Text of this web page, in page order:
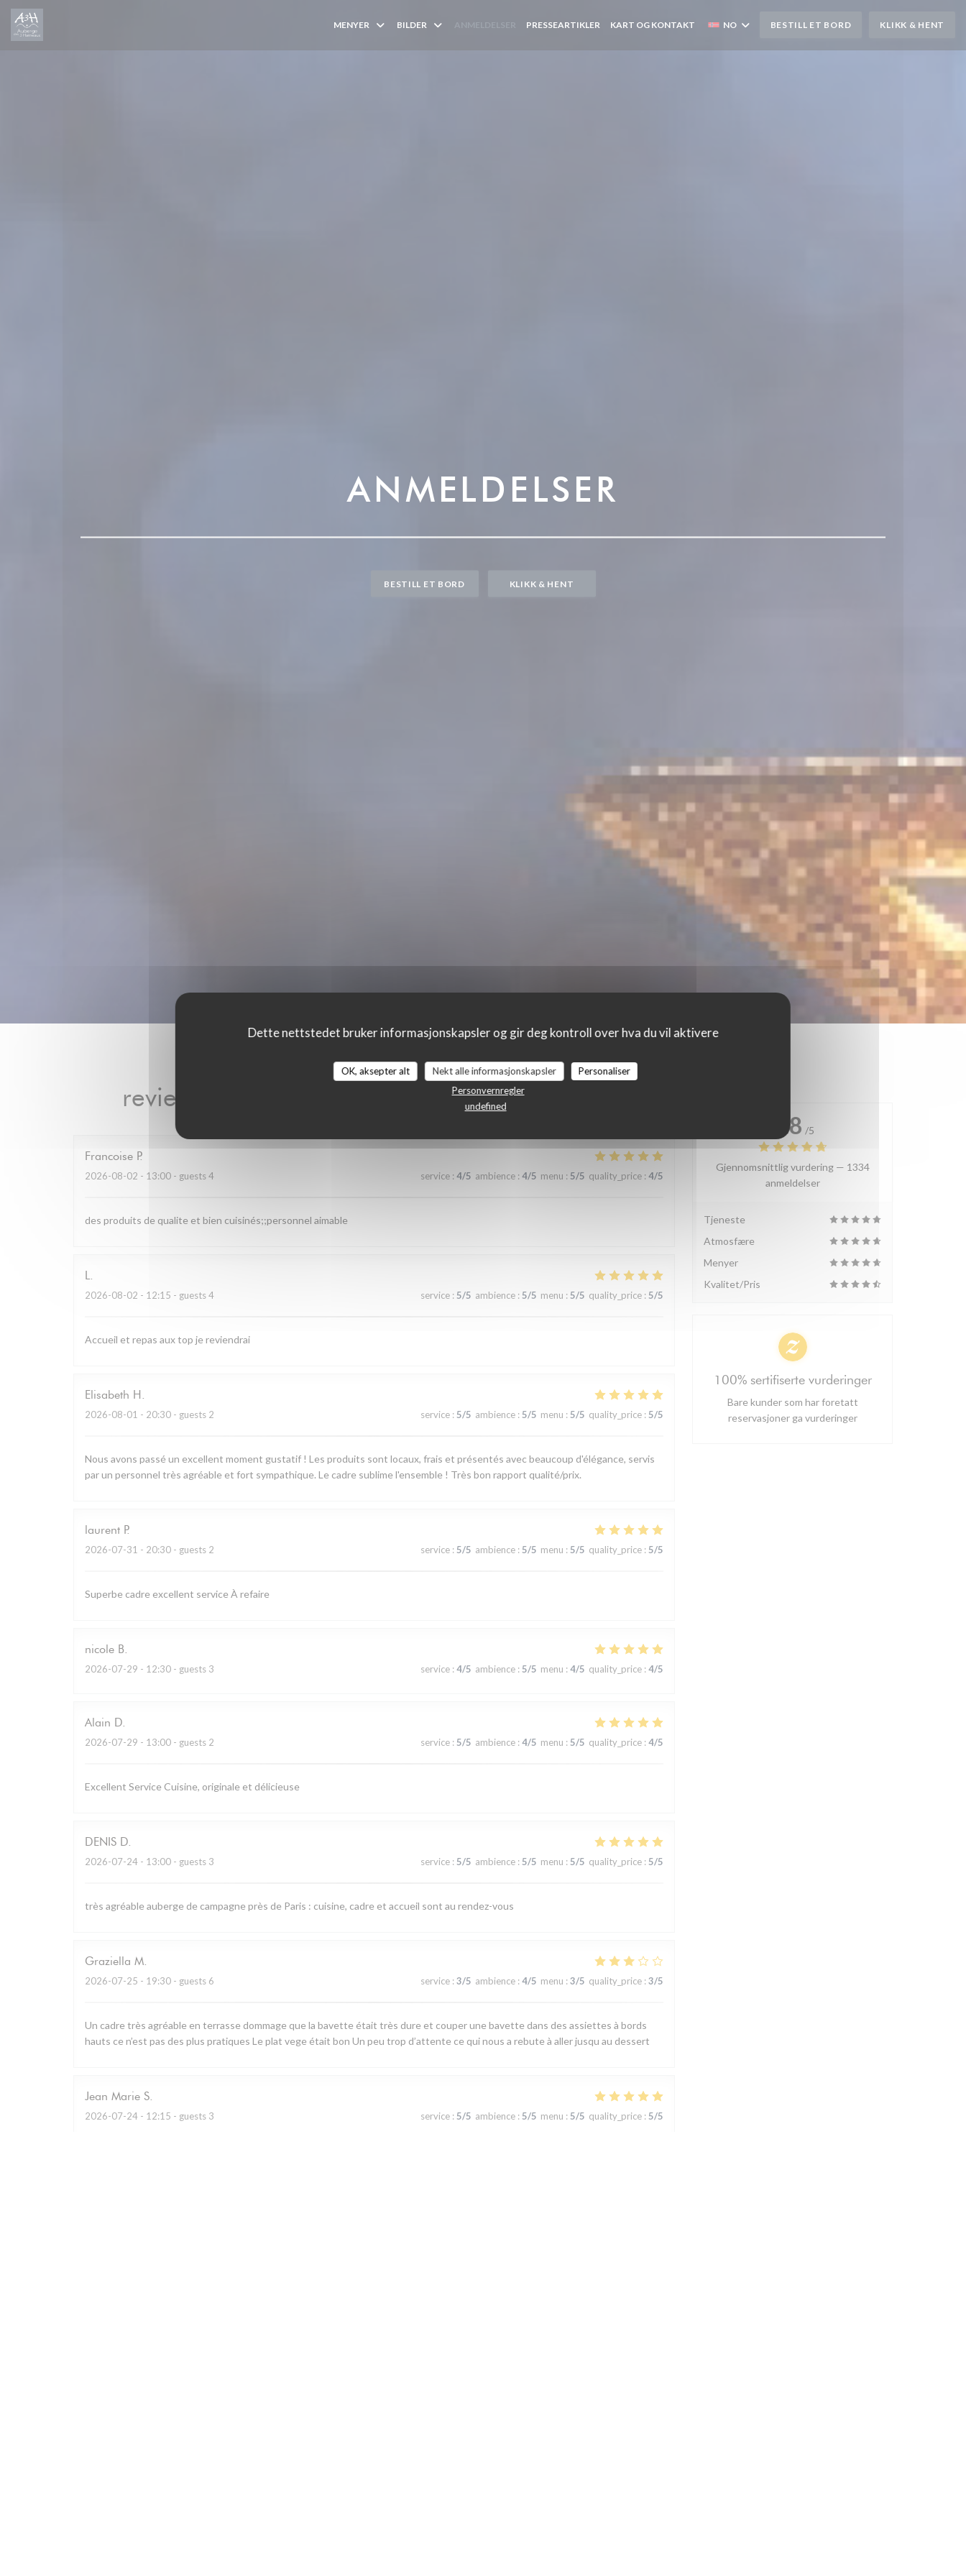
Panel for informasjonskapsler
Dette nettstedet bruker informasjonskapsler og gir deg kontroll over hva du vil aktivere
OK, aksepter alt Nekt alle informasjonskapsler
Personaliser
Personvernregler
undefined
MENYER BILDER PRESSEARTIKLER KART OG KONTAKT NO BESTILL ET BORD KLIKK & HENT
ANMELDELSER
BESTILL ET BORD KLIKK & HENT
reviews_from_our_clients_following_booking
Francoise P
2026-08-02 - 13:00 - guests 4 service : 4/5 ambience : 4/5 menu : 5/5 quality_price : 4/5
des produits de qualite et bien cuisinés;;personnel aimable
L
2026-08-02 - 12:15 - guests 4 service :5/5 ambience :5/5 menu :5/5 quality_price :5/5
Accueil et repas aux top je reviendrai
Elisabeth H
2026-08-01 - 20:30 - guests 2 service : 5/5 ambience : 5/5 menu : 5/5 quality_price : 5/5
Nous avons passé un excellent moment gustatif ! Les produits sont locaux, frais et présentés avec beaucoup d'élégance, servis
par un personnel très agréable et fort sympathique. Le cadre sublime l'ensemble ! Très bon rapport qualité/prix.
laurent P
2026-07-31 - 20:30 - guests 2 service : 5/5 ambience : 5/5 menu : 5/5 quality_price : 5/5
Superbe cadre excellent service À refaire
nicole B
2026-07-29 - 12:30 - guests 3 service : 4/5 ambience : 5/5 menu : 4/5 quality_price : 4/5
Alain D
2026-07-29 - 13:00 - guests 2 service : 5/5 ambience : 4/5 menu : 5/5 quality_price : 4/5
Excellent Service Cuisine, originale et délicieuse
DENIS D
2026-07-24 - 13:00 - guests 3 service : 5/5 ambience : 5/5 menu : 5/5 quality_price : 5/5
très agréable auberge de campagne près de Paris : cuisine, cadre et accueil sont au rendez-vous
Graziella M
2026-07-25 - 19:30 - guests 6 service : 3/5 ambience : 4/5 menu : 3/5 quality_price : 3/5
Un cadre très agréable en terrasse dommage que la bavette était très dure et couper une bavette dans des assiettes à bords
hauts ce n’est pas des plus pratiques Le plat vege était bon Un peu trop d’attente ce qui nous a rebute à aller jusqu au dessert
Jean Marie S
2026-07-24 - 12:15 - guests 3 service : 5/5 ambience : 5/5 menu : 5/5 quality_price : 5/5
4.8 /5
Gjennomsnittlig vurdering — 1334
anmeldelser
Tjeneste
Atmosfære
Menyer
Kvalitet/Pris
100% sertifiserte vurderinger
Bare kunder som har foretatt
reservasjoner ga vurderinger